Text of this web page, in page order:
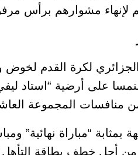
لإنهاء مشوارهم برأس
لكرة القدم لخوض
على أرضية “استاد
من منافسات المجموعة
بمثابة “مباراة
من أجل خطف بطاقة التأهل